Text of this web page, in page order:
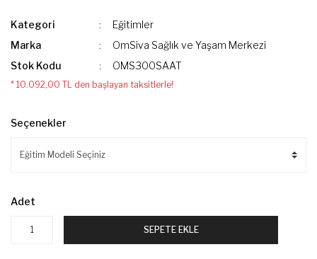
Kategori
Eğitimler
Marka
OmSiva Sağlık ve Yaşam Merkezi
Stok Kodu
OMS300SAAT
* 10.092,00 TL den başlayan taksitlerle!
Seçenekler
Adet
SEPETE EKLE